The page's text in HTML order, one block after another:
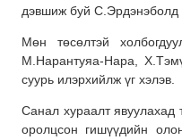
дэвшиж буй С.Эрдэнэболд
Мөн төсөлтэй
М.Нарантуяа-Нара,
суурь илэрхийлж үг хэлэв.
Санал хураалт
оролцсон гишүүдийн